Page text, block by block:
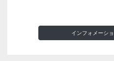
インフォメーシ